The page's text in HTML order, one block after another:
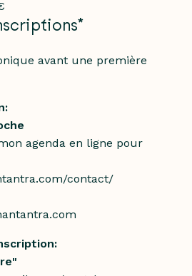
avant une première
agenda en ligne pour
contact/